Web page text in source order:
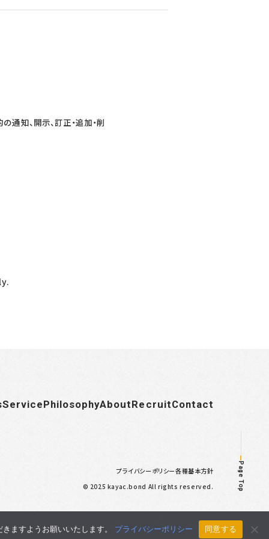
知、開示、訂正・追加・削
ServicePhilosophyAboutRecruitContact
プライバシーポリシー各種基本方針
© 2025 kayac.bond All rights reserved.
Page Top
ますようお願いいたします。 プライバシーポリシー 同意する